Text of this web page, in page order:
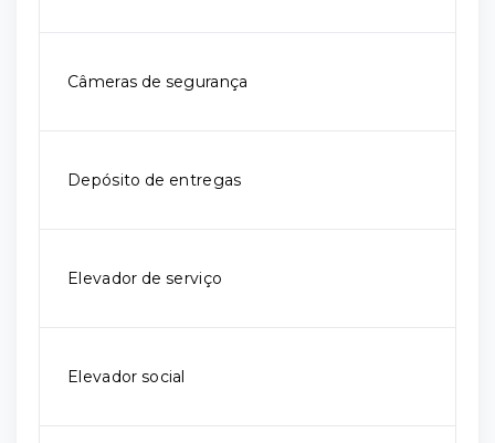
Câmeras de segurança
Depósito de entregas
Elevador de serviço
Elevador social